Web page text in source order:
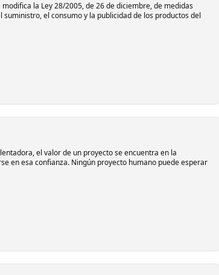
la Ley 28/2005, de 26 de diciembre, de medidas
el consumo y la publicidad de los productos del
el valor de un proyecto se encuentra en la
en esa confianza. Ningún proyecto humano puede esperar